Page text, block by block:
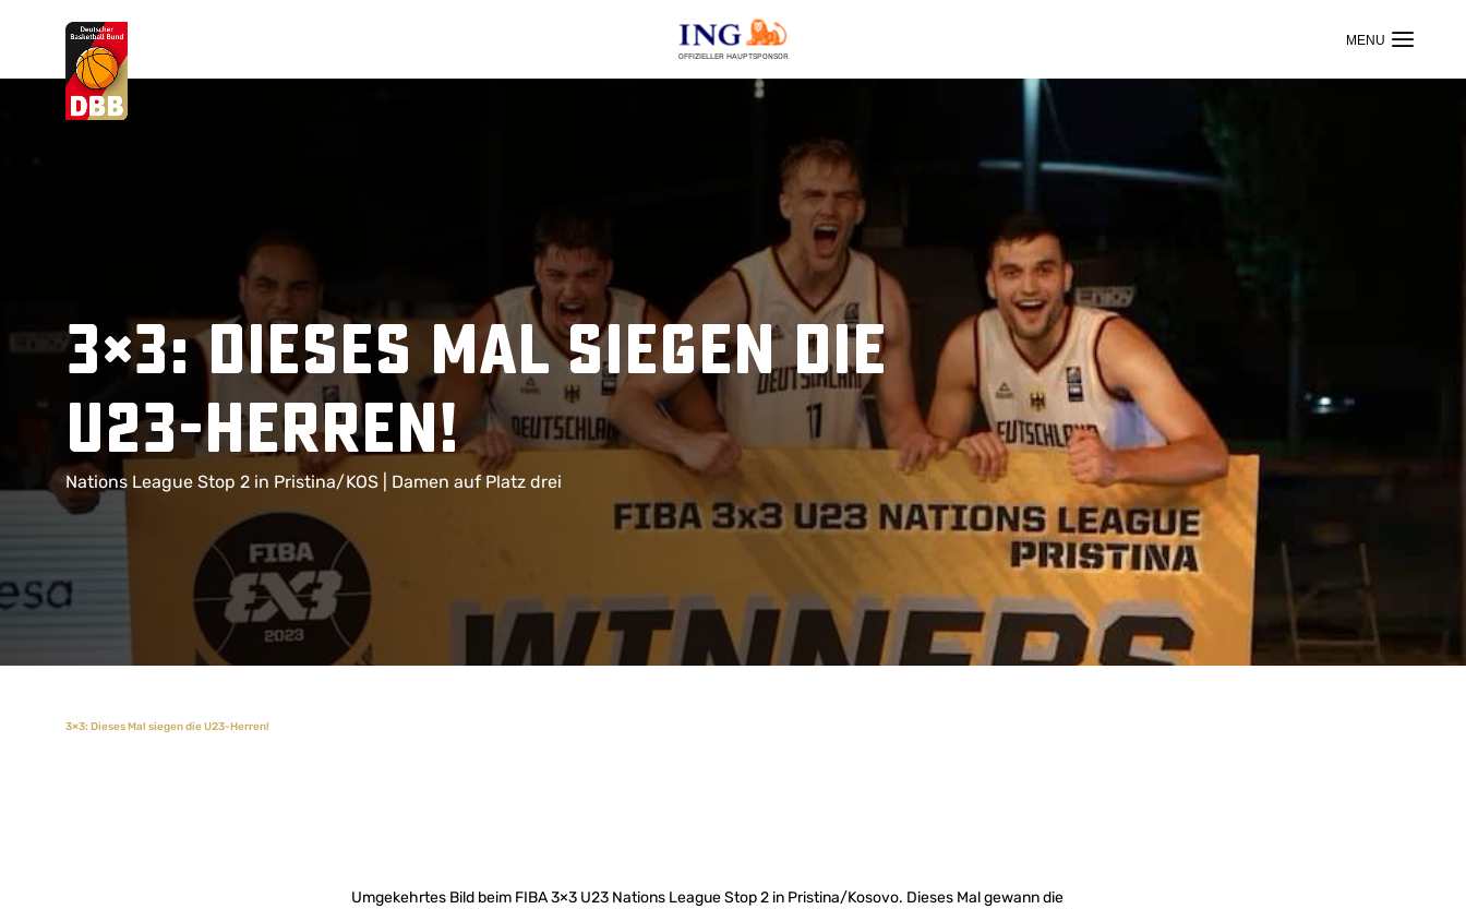
OFFIZIELLER HAUPTSPONSOR
Suchvorschläge
3×3: Dieses Mal siegen die
U23-Herren!
Nations League Stop 2 in Pristina/KOS | Damen auf Platz drei
3×3: Dieses Mal siegen die U23-Herren!
Umgekehrtes Bild beim FIBA 3×3 U23 Nations League Stop 2 in Pristina/Kosovo. Dieses Mal gewann die